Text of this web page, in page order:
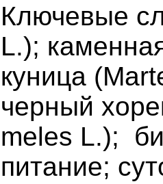
Ключевые
L.);
куница
черный
meles L.);
питание;